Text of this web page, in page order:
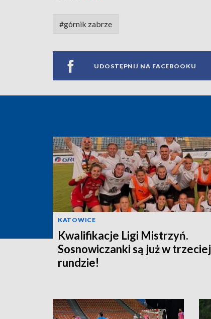
#górnik zabrze
UDOSTĘPNIJ NA FACEBOOKU
KATOWICE
Kwalifikacje Ligi Mistrzyń.
Sosnowiczanki są już w trzeciej
rundzie!